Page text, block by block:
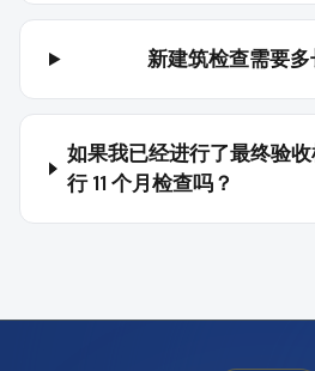
新建筑检查需要多
如果我已经进行了最终验
行 11 个月检查吗？